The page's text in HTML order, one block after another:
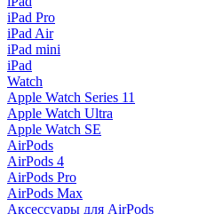
iPad Pro
iPad Air
iPad mini
iPad
Watch
Apple Watch Series 11
Apple Watch Ultra
Apple Watch SE
AirPods
AirPods 4
AirPods Pro
AirPods Max
Аксессуары для AirPods